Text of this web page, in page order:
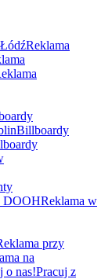
Reklama
Billboardy
DOOHReklama w
przy
na
o nas!Pracuj z